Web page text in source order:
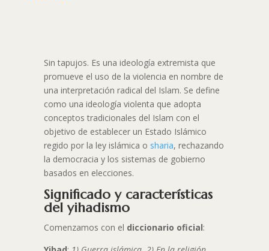
Sin tapujos. Es una ideología extremista que
promueve el uso de la violencia en nombre de
una interpretación radical del Islam. Se define
como una ideología violenta que adopta
conceptos tradicionales del Islam con el
objetivo de establecer un Estado Islámico
regido por la ley islámica o sharia, rechazando
la democracia y los sistemas de gobierno
basados en elecciones.
Significado y características
del yihadismo
Comenzamos con el diccionario oficial: